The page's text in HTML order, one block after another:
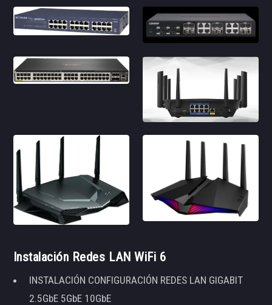
Instalación Redes LAN WiFi 6
INSTALACIÓN CONFIGURACIÓN REDES LAN GIGABIT
2.5GbE 5GbE 10GbE